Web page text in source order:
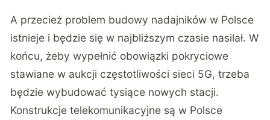
A przecież problem budowy nadajników w Polsce
istnieje i będzie się w najbliższym czasie nasilał. W
końcu, żeby wypełnić obowiązki pokryciowe
stawiane w aukcji częstotliwości sieci 5G, trzeba
będzie wybudować tysiące nowych stacji.
Konstrukcje telekomunikacyjne są w Polsce